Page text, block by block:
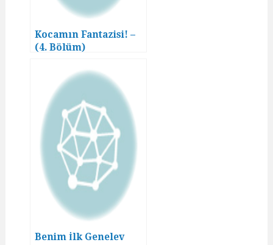
Kocamın Fantazisi! –
(4. Bölüm)
Benim İlk Genelev